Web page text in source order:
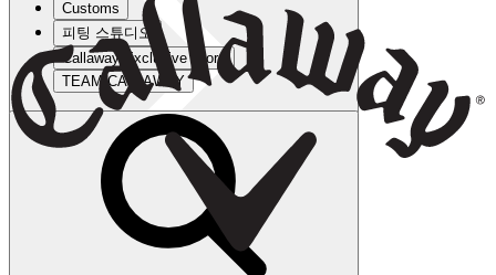
Customs
피팅 스튜디오
Callaway Exclusive Store
TEAM CALLAWAY